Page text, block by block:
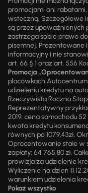
promocjami ani
wsteczną. Szczegółowe
są przez upoważnionych
zastrzega sobie prawo
pisemnej. Prezentowane
informacyjny i nie
art. 66 § 1 oraz art. 556
Promocja
placówkach
udzieleniu kredytu na
Rzeczywista Roczna
Reprezentatywny
2019, cena samochodu 52
kwota kredytu
równych po 1079,43zł.
Oprocentowanie stałe w
zapłaty: 64 765,80 zł.
prowizja za udzielenie
Wyliczenie na dzień
warunkiem udzielenia
Pokaż wszystko